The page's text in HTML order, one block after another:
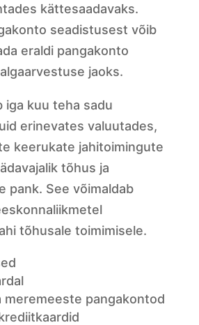
kättesaadavaks.
seadistusest võib
eraldi pangakonto
jaoks.
iga kuu teha sadu
erinevates valuutades,
keerukate jahitoimingute
tõhus ja
pank. See võimaldab
tõhusale toimimisele.
meremeeste pangakontod